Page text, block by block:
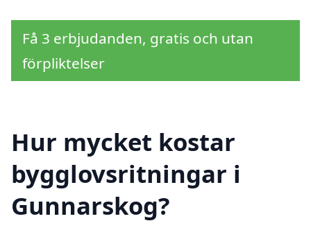
Få 3 erbjudanden, gratis och utan
förpliktelser
Hur mycket kostar
bygglovsritningar i
Gunnarskog?